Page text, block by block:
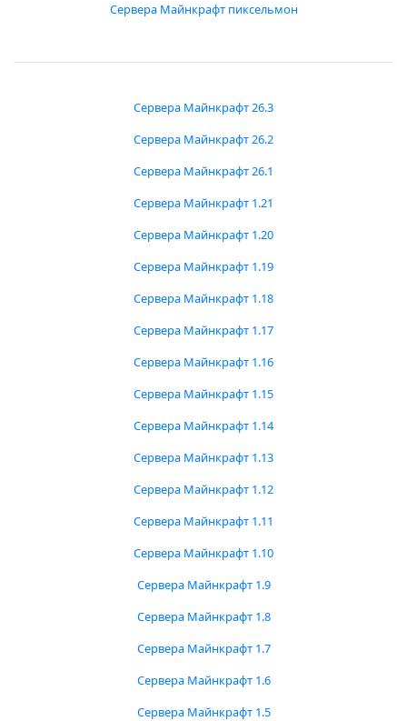
Сервера Майнкрафт пиксельмон
Сервера Майнкрафт 26.3
Сервера Майнкрафт 26.2
Сервера Майнкрафт 26.1
Сервера Майнкрафт 1.21
Сервера Майнкрафт 1.20
Сервера Майнкрафт 1.19
Сервера Майнкрафт 1.18
Сервера Майнкрафт 1.17
Сервера Майнкрафт 1.16
Сервера Майнкрафт 1.15
Сервера Майнкрафт 1.14
Сервера Майнкрафт 1.13
Сервера Майнкрафт 1.12
Сервера Майнкрафт 1.11
Сервера Майнкрафт 1.10
Сервера Майнкрафт 1.9
Сервера Майнкрафт 1.8
Сервера Майнкрафт 1.7
Сервера Майнкрафт 1.6
Сервера Майнкрафт 1.5